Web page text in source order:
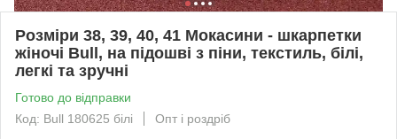
Розміри 38, 39, 40, 41 Мокасини - шкарпетки
жіночі Bull, на підошві з піни, текстиль, білі,
легкі та зручні
Готово до відправки
Код: Bull 180625 білі
Опт і роздріб